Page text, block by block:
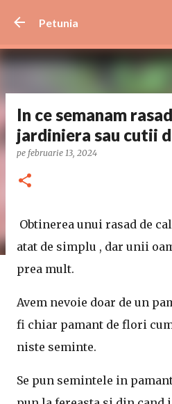
Petunia
In ce semanam
jardiniera sau cutii
pe februarie 13, 2024
Obtinerea unui rasad de
atat de simplu , dar unii
prea mult.
Avem nevoie doar de un
fi chiar pamant de flori
niste seminte.
Se pun semintele in